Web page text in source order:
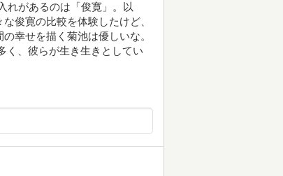
があるのは「俊寛」。以
俊寛の比較を体験したけど、
幸せを描く菊池は優しいな。
、彼らが生き生きとしてい